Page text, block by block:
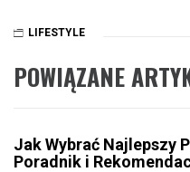
LIFESTYLE
POWIĄZANE
Jak Wybrać Najlepszy
Poradnik i